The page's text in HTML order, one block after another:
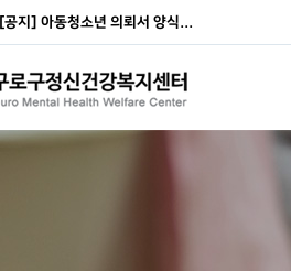
[공지] 아동청소년 의뢰서 양식...